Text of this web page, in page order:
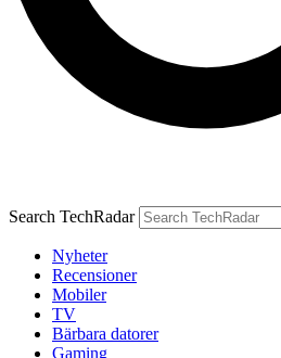
Search TechRadar
Nyheter
Recensioner
Mobiler
TV
Bärbara datorer
Gaming